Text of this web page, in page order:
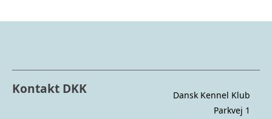
Kontakt DKK
Dansk Kennel Klub
Parkvej 1